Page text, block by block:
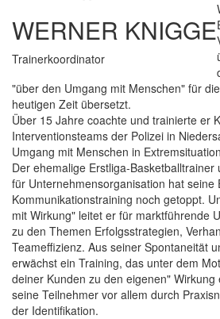
WERNER KNIGGE
Trainerkoordinator
"über den Umgang mit Menschen" für
heutigen Zeit übersetzt.
Über 15 Jahre coachte und trainierte er
Interventionsteams der Polizei in
Umgang mit Menschen in
Der ehemalige Erstliga-
für Unternehmensorganisation hat seine
Kommunikationstraining noch getoppt.
mit Wirkung" leitet er für marktführende
zu den Themen Erfolgsstrategien,
Teameffizienz. Aus seiner Spontaneität
erwächst ein Training, das unter dem
deiner Kunden zu den eigenen"
seine Teilnehmer vor allem durch
der Identifikation.